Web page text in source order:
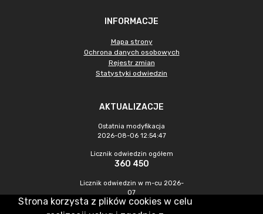
INFORMACJE
Mapa strony
Ochrona danych osobowych
Rejestr zmian
Statystyki odwiedzin
AKTUALIZACJE
Ostatnia modyfikacja
2026-08-06 12:54:47
Licznik odwiedzin ogółem
360 450
Licznik odwiedzin w m-cu 2026-
07
1 095
Strona korzysta z plików cookies w celu